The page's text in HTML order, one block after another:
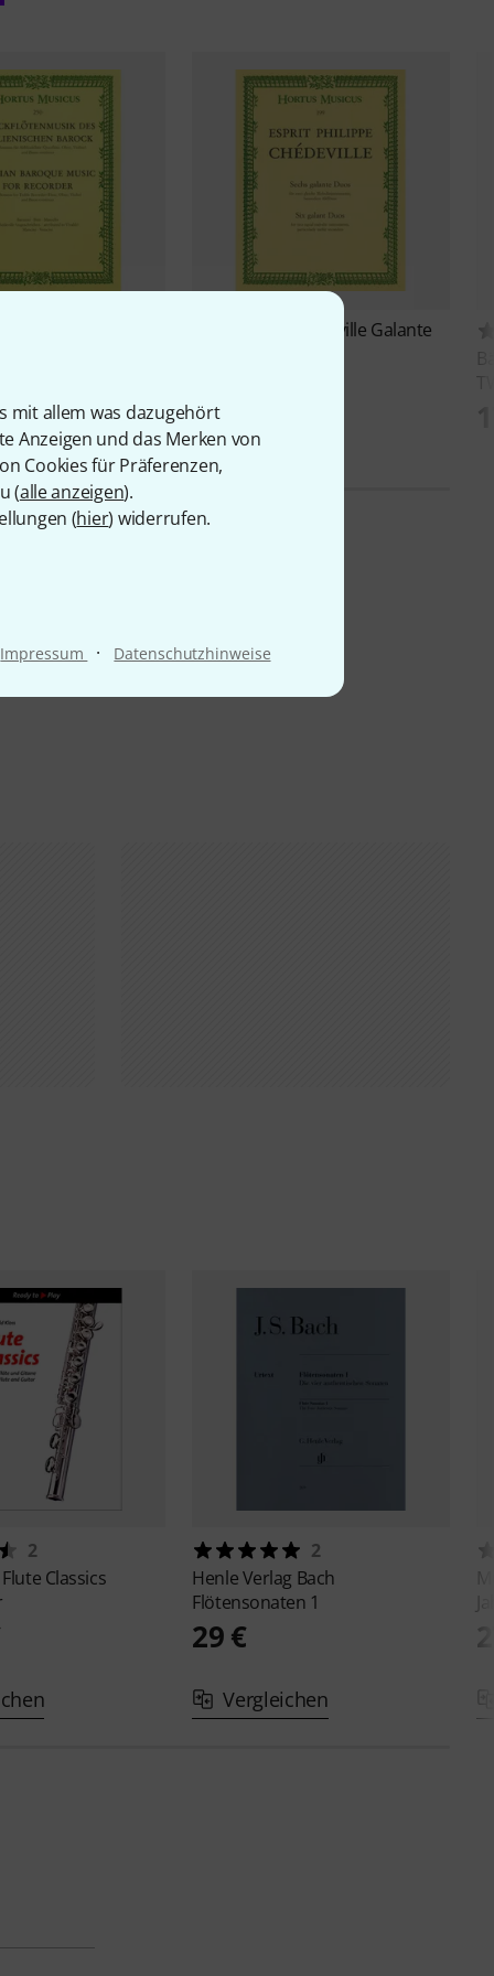
mit allem was dazugehört
Anzeigen und das Merken von
Cookies für Präferenzen,
(alle anzeigen).
(hier) widerrufen.
Impressum · Datenschutzhinweise
Chédeville Galante
2
Flute Classics
2
Henle Verlag Bach
Flötensonaten 1
29 €
Vergleichen